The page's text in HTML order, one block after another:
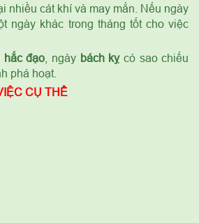
nhiều cát khí và may mắn. Nếu ngày
ngày khác trong tháng tốt cho việc
hắc đạo , ngày bách kỵcó sao chiếu
phá hoạt.
CỤ THỂ